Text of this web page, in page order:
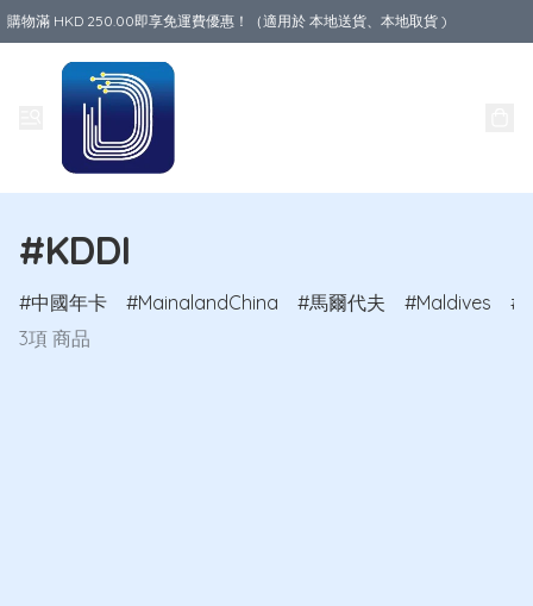
購物滿 HKD 250.00即享免運費優惠！（適用於 本地送貨、本地取貨 )
#KDDI
中國年卡 MainalandChina 馬爾代夫 Maldives
3項 商品